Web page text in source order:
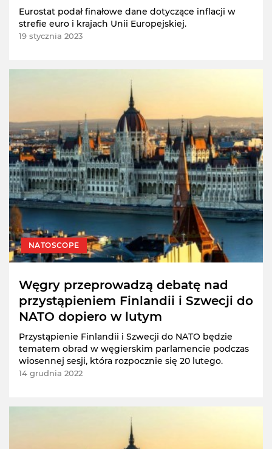
Eurostat podał finałowe dane dotyczące inflacji w
strefie euro i krajach Unii Europejskiej.
19 stycznia 2023
NATOSCOPE
Węgry przeprowadzą debatę nad
przystąpieniem Finlandii i Szwecji do
NATO dopiero w lutym
Przystąpienie Finlandii i Szwecji do NATO będzie
tematem obrad w węgierskim parlamencie podczas
wiosennej sesji, która rozpocznie się 20 lutego.
14 grudnia 2022